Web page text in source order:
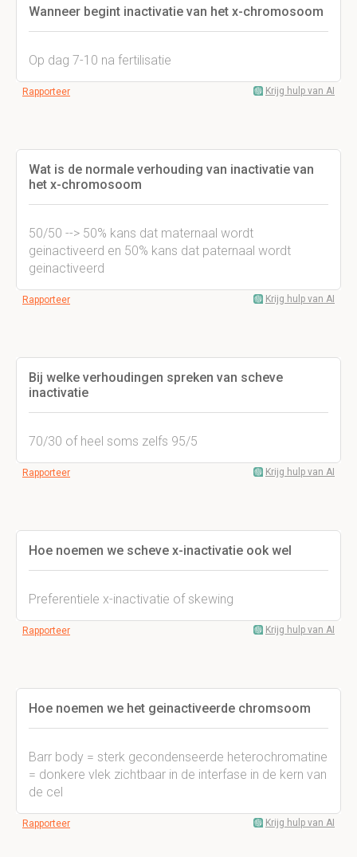
Wanneer begint inactivatie van het x-chromosoom
Op dag 7-10 na fertilisatie
Rapporteer Krijg hulp van AI
Wat is de normale verhouding van inactivatie van
het x-chromosoom
50/50 --> 50% kans dat maternaal wordt
geinactiveerd en 50% kans dat paternaal wordt
geinactiveerd
Rapporteer Krijg hulp van AI
Bij welke verhoudingen spreken van scheve
inactivatie
70/30 of heel soms zelfs 95/5
Rapporteer Krijg hulp van AI
Hoe noemen we scheve x-inactivatie ook wel
Preferentiele x-inactivatie of skewing
Rapporteer Krijg hulp van AI
Hoe noemen we het geinactiveerde chromsoom
Barr body = sterk gecondenseerde heterochromatine
= donkere vlek zichtbaar in de interfase in de kern van
de cel
Rapporteer Krijg hulp van AI